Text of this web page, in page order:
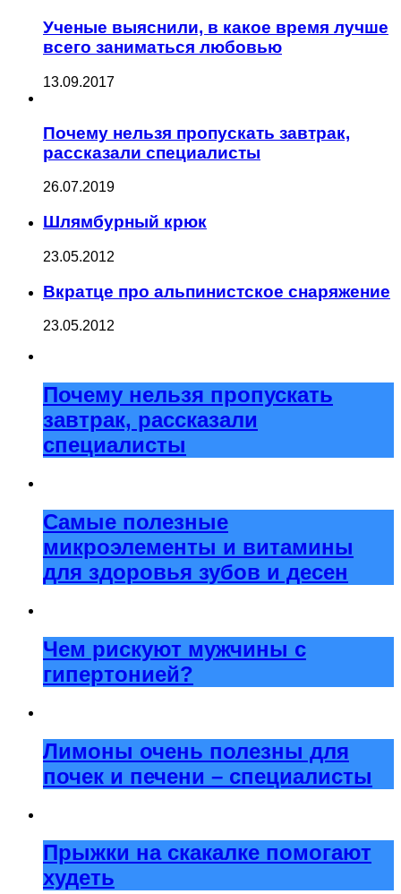
Ученые выяснили, в какое время лучше
всего заниматься любовью
13.09.2017
Почему нельзя пропускать завтрак,
рассказали специалисты
26.07.2019
Шлямбурный крюк
23.05.2012
Вкратце про альпинистское снаряжение
23.05.2012
Почему нельзя пропускать
завтрак, рассказали
специалисты
Самые полезные
микроэлементы и витамины
для здоровья зубов и десен
Чем рискуют мужчины с
гипертонией?
Лимоны очень полезны для
почек и печени – специалисты
Прыжки на скакалке помогают
худеть